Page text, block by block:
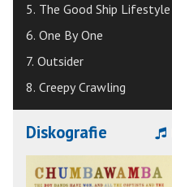
5. The Good Ship Lifestyle
6. One By One
7. Outsider
8. Creepy Crawling
Diskografie